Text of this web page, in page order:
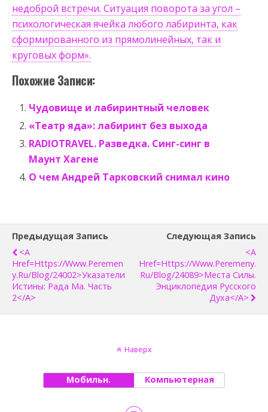
недоброй встречи. Ситуация поворота за угол –
психологическая ячейка любого лабиринта, как
сформированного из прямолинейных, так и
круговых форм».
Похожие Записи:
Чудовище и лабиринтный человек
«Театр яда»: лабиринт без выхода
RADIOTRAVEL. Разведка. Синг-синг в
Маунт Хагене
О чем Андрей Тарковский снимал кино
Предыдущая Запись
<a
Href=https://www.peremen
Y.ru/blog/24002>Указатели
Истины: Рада Ма. Часть
2</a>
Следующая Запись
<a
Href=https://www.peremeny.
Ru/blog/24089>Места Силы.
Энциклопедия Русского
Духа</a>
Наверх
Мобильн. Компьютерная